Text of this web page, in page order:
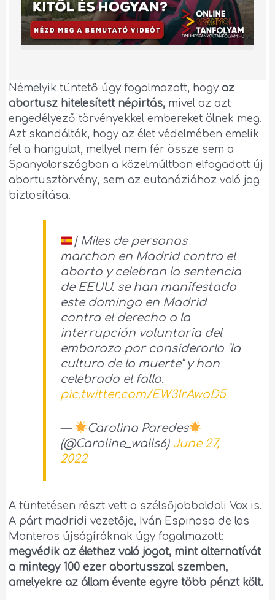
Némelyik tüntető úgy fogalmazott, hogyaz
abortusz hitelesített népirtás, mivel az azt
engedélyező törvényekkel embereket ölnek meg.
Azt skandálták, hogy az élet védelmében emelik
fel a hangulat, mellyel nem fér össze sem a
Spanyolországban a közelmúltban elfogadott új
abortusztörvény, sem az eutanáziához való jog
biztosítása.
| Miles de personas
marchan en Madrid contra el
aborto y celebran la sentencia
de EEUU. se han manifestado
este domingo en Madrid
contra el derecho a la
interrupción voluntaria del
embarazo por considerarlo "la
cultura de la muerte" y han
celebrado el fallo.
pic.twitter.com/EW3IrAwoD5
—
Carolina Paredes
(@Caroline_walls6) June 27,
2022
A tüntetésen részt vett a szélsőjobboldali Vox is.
A párt madridi vezetője, Iván Espinosa de los
Monteros újságíróknak úgy fogalmazott:
megvédik az élethez való jogot, mint alternatívát
a mintegy 100 ezer abortusszal szemben,
amelyekre az állam évente egyre több pénzt költ.